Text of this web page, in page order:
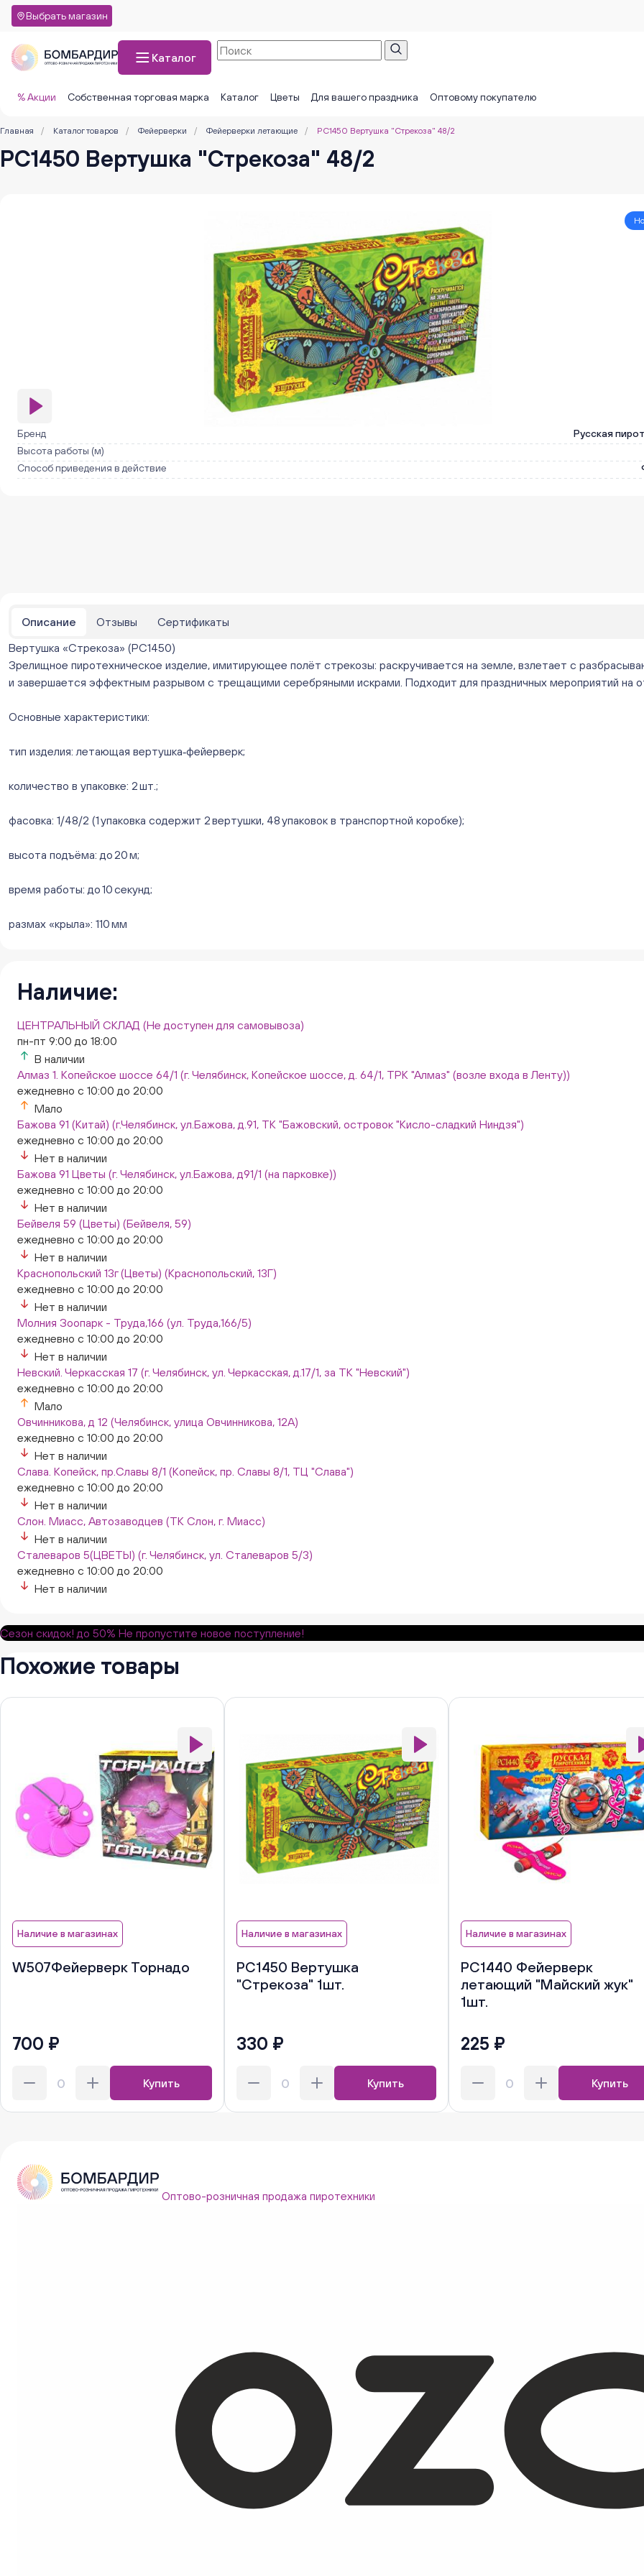
Выбрать магазин
Каталог
% Акции Собственная торговая марка Каталог Цветы Для вашего праздника Оптовому покупателю
Главная / Каталог товаров / Фейерверки / Фейерверки летающие / РС1450 Вертушка "Стрекоза" 48/2
РС1450 Вертушка "Стрекоза" 48/2
Бренд
Русская
Высота работы (м)
Способ приведения в действие
Описание Отзывы
Сертификаты
Вертушка «Стрекоза» (РС1450)
Зрелищное пиротехническое изделие, имитирующее полёт стрекозы: раскручивается на земле, взлетает с
и завершается эффектным разрывом с трещащими серебряными искрами. Подходит для праздничных мероприятий на
Основные характеристики:
тип изделия: летающая вертушка‑фейерверк;
количество в упаковке: 2 шт.;
фасовка: 1/48/2 (1 упаковка содержит 2 вертушки, 48 упаковок в транспортной коробке);
высота подъёма: до 20 м;
время работы: до 10 секунд;
размах «крыла»: 110 мм
Наличие:
ЦЕНТРАЛЬНЫЙ СКЛАД (Не доступен для самовывоза)
пн-пт 9:00 до 18:00
В наличии
Алмаз 1. Копейское шоссе 64/1 (г. Челябинск, Копейское шоссе, д. 64/1, ТРК "Алмаз" (возле входа в Ленту))
ежедневно с 10:00 до 20:00
Мало
Бажова 91 (Китай) (г.Челябинск, ул.Бажова, д.91, ТК "Бажовский, островок "Кисло-сладкий Ниндзя")
ежедневно с 10:00 до 20:00
Нет в наличии
Бажова 91 Цветы (г. Челябинск, ул.Бажова, д91/1 (на парковке))
ежедневно с 10:00 до 20:00
Нет в наличии
Бейвеля 59 (Цветы) (Бейвеля, 59)
ежедневно с 10:00 до 20:00
Нет в наличии
Краснопольский 13г (Цветы) (Краснопольский, 13Г)
ежедневно с 10:00 до 20:00
Нет в наличии
Молния Зоопарк - Труда,166 (ул. Труда,166/5)
ежедневно с 10:00 до 20:00
Нет в наличии
Невский. Черкасская 17 (г. Челябинск, ул. Черкасская, д.17/1, за ТК "Невский")
ежедневно с 10:00 до 20:00
Мало
Овчинникова, д 12 (Челябинск, улица Овчинникова, 12А)
ежедневно с 10:00 до 20:00
Нет в наличии
Слава. Копейск, пр.Славы 8/1 (Копейск, пр. Славы 8/1, ТЦ "Слава")
ежедневно с 10:00 до 20:00
Нет в наличии
Слон. Миасс, Автозаводцев (ТК Слон, г. Миасс)
Нет в наличии
Сталеваров 5(ЦВЕТЫ) (г. Челябинск, ул. Сталеваров 5/3)
ежедневно с 10:00 до 20:00
Нет в наличии
Сезон скидок! до 50% Не пропустите новое поступление!
Похожие товары
Наличие в магазинах
W507Фейерверк Торнадо
700 ₽
Купить
Наличие в магазинах
РС1450 Вертушка
"Стрекоза" 1шт.
330 ₽
Купить
Наличие в магазинах
РС1440 Фейерверк
летающий "Майский жук"
1шт.
225 ₽
Купить
Оптово-розничная продажа пиротехники